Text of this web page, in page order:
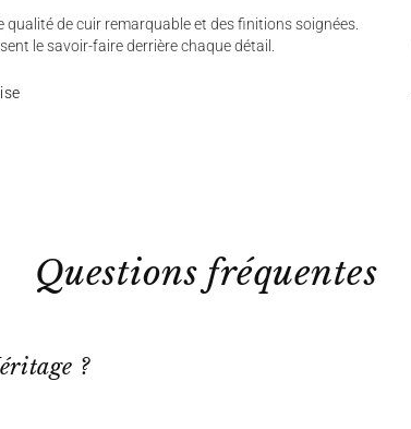
qualité de cuir remarquable et des finitions soignées.
le savoir-faire derrière chaque détail.
Questions fréquentes
?